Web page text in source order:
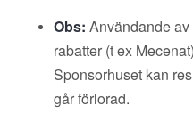
Obs: Användande
rabatter (t ex
Sponsorhuset kan
går förlorad.